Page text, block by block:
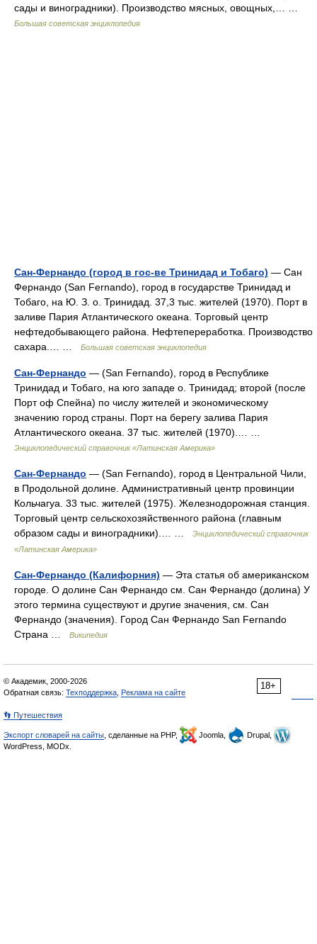
сады и виноградники). Производство мясных, овощных,… …
Большая советская энциклопедия
Сан-Фернандо (город в гос-ве Тринидад и Тобаго) — Сан
Фернандо (San Fernando), город в государстве Тринидад и
Тобаго, на Ю. З. о. Тринидад. 37,3 тыс. жителей (1970). Порт в
заливе Пария Атлантического океана. Торговый центр
нефтедобывающего района. Нефтепереработка. Производство
сахара.… …
Большая советская энциклопедия
Сан-Фернандо — (San Fernando), город в Республике
Тринидад и Тобаго, на юго западе о. Тринидад; второй (после
Порт оф Спейна) по числу жителей и экономическому
значению город страны. Порт на берегу залива Пария
Атлантического океана. 37 тыс. жителей (1970).… …
Энциклопедический справочник «Латинская Америка»
Сан-Фернандо — (San Fernando), город в Центральной Чили,
в Продольной долине. Административный центр провинции
Кольчагуа. 33 тыс. жителей (1975). Железнодорожная станция.
Торговый центр сельскохозяйственного района (главным
образом сады и виноградники).… …
Энциклопедический справочник
«Латинская Америка»
Сан-Фернандо (Калифорния) — Эта статья об американском
городе. О долине Сан Фернандо см. Сан Фернандо (долина) У
этого термина существуют и другие значения, см. Сан
Фернандо (значения). Город Сан Фернандо San Fernando
Страна …
Википедия
18+
© Академик, 2000-2026
Обратная связь: Техподдержка Реклама на сайте
👣 Путешествия
Экспорт словарей на сайты , сделанные на PHP, Joomla,
Drupal,
WordPress, MODx.